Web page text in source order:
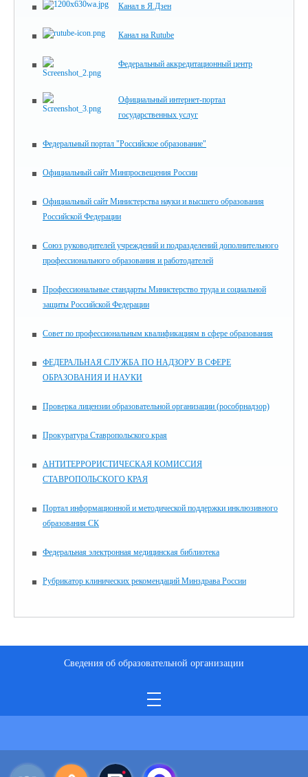
Канал в Я.Дзен
Канал на Rutube
Федеральный аккредитационный центр
Официальный интернет-портал
государственных услуг
Федеральный портал "Российское образование"
Официальный сайт Минпросвещения России
Официальный сайт Министерства науки и высшего образования
Российской Федерации
Союз руководителей учреждений и подразделений дополнительного
профессионального образования и работодателей
Профессиональные стандарты Министерство труда и социальной
защиты Российской Федерации
Совет по профессиональным квалификациям в сфере образования
ФЕДЕРАЛЬНАЯ СЛУЖБА ПО НАДЗОРУ В СФЕРЕ
ОБРАЗОВАНИЯ И НАУКИ
Проверка лицензии образовательной организации (рособрнадзор)
Прокуратура Ставропольского края
АНТИТЕРРОРИСТИЧЕСКАЯ КОМИССИЯ
СТАВРОПОЛЬСКОГО КРАЯ
Портал информационной и методической поддержки инклюзивного
образования СК
Федеральная электронная медицинская библиотека
Рубрикатор клинических рекомендаций Минздрава России
Сведения об образовательной организации